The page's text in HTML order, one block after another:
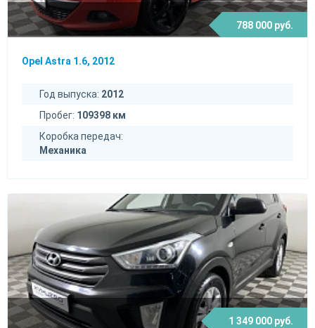
788 000 руб.
Opel Astra 1.6, 2012
Год выпуска: 2012
Пробег: 109398 км
Коробка передач:
Механика
1 349 000 руб.